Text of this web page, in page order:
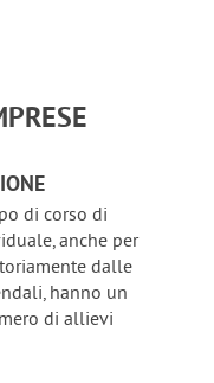
di corso di
anche per
dalle
hanno un
di allievi